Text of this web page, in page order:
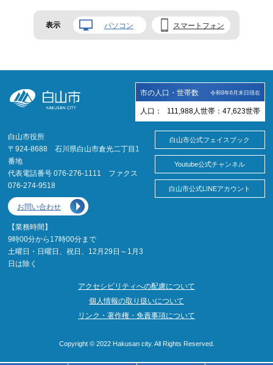
表示 パソコン スマートフォン
市の人口・世帯数 令和8年6月末日現在
人口： 111,988 人 世帯： 47,623世帯
白山市役所
〒924-8688 石川県白山市倉光二丁目1
番地
代表電話番号 076-276-1111 ファクス
076-274-9518
お問い合わせ
【業務時間】
9時00分から17時00分まで
土曜日・日曜日、祝日、12月29日～1月3
日は除く
白山市公式フェイスブック
Youtube公式チャンネル
白山市公式LINEアカウント
アクセシビリティへの配慮について
個人情報の取り扱いについて
リンク・著作権・免責事項について
Copyright © 2022 Hakusan city. All Rights Reserved.